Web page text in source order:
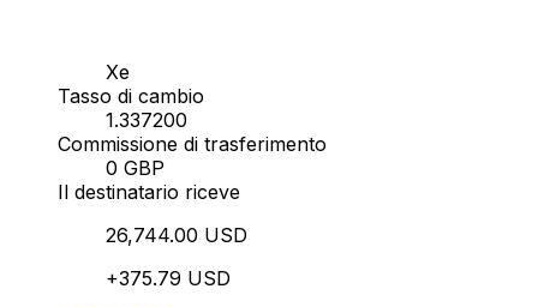
Xe
Tasso di cambio
1.337200
Commissione di trasferimento
0 GBP
Il destinatario riceve
26,744.00 USD
+375.79 USD